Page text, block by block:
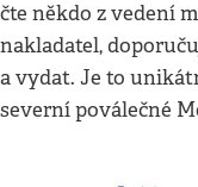
čte někdo z vedení
nakladatel,
a vydat. Je to
severní poválečné